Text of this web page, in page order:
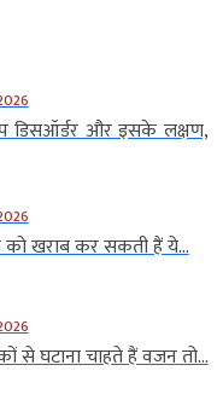
डिसऑर्डर और इसके लक्षण,
खराब कर सकती हैं ये...
से घटाना चाहते हैं वजन तो...